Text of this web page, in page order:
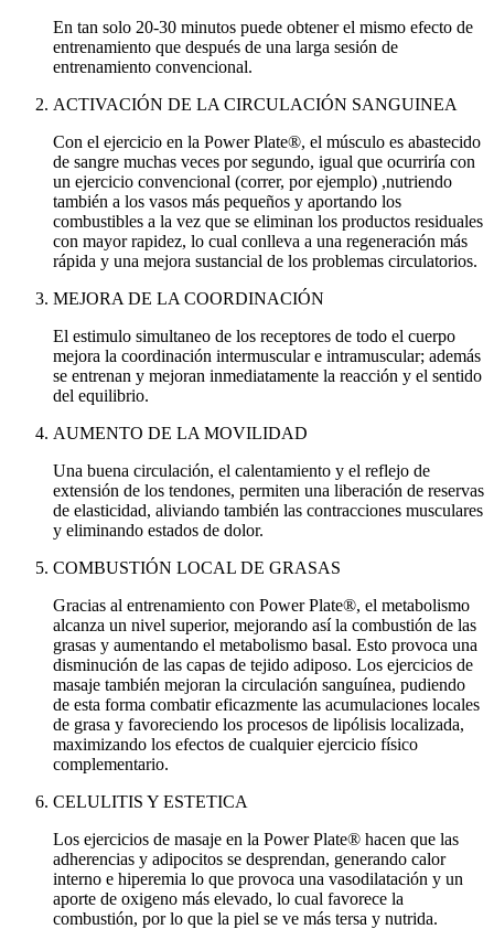
En tan solo 20-30 minutos puede obtener el mismo efecto de
entrenamiento que después de una larga sesión de
entrenamiento convencional.
ACTIVACIÓN DE LA CIRCULACIÓN SANGUINEA
Con el ejercicio en la Power Plate®, el músculo es abastecido
de sangre muchas veces por segundo, igual que ocurriría con
un ejercicio convencional (correr, por ejemplo) ,nutriendo
también a los vasos más pequeños y aportando los
combustibles a la vez que se eliminan los productos residuales
con mayor rapidez, lo cual conlleva a una regeneración más
rápida y una mejora sustancial de los problemas circulatorios.
MEJORA DE LA COORDINACIÓN
El estimulo simultaneo de los receptores de todo el cuerpo
mejora la coordinación intermuscular e intramuscular; además
se entrenan y mejoran inmediatamente la reacción y el sentido
del equilibrio.
AUMENTO DE LA MOVILIDAD
Una buena circulación, el calentamiento y el reflejo de
extensión de los tendones, permiten una liberación de reservas
de elasticidad, aliviando también las contracciones musculares
y eliminando estados de dolor.
COMBUSTIÓN LOCAL DE GRASAS
Gracias al entrenamiento con Power Plate®, el metabolismo
alcanza un nivel superior, mejorando así la combustión de las
grasas y aumentando el metabolismo basal. Esto provoca una
disminución de las capas de tejido adiposo. Los ejercicios de
masaje también mejoran la circulación sanguínea, pudiendo
de esta forma combatir eficazmente las acumulaciones locales
de grasa y favoreciendo los procesos de lipólisis localizada,
maximizando los efectos de cualquier ejercicio físico
complementario.
CELULITIS Y ESTETICA
Los ejercicios de masaje en la Power Plate® hacen que las
adherencias y adipocitos se desprendan, generando calor
interno e hiperemia lo que provoca una vasodilatación y un
aporte de oxigeno más elevado, lo cual favorece la
combustión, por lo que la piel se ve más tersa y nutrida.